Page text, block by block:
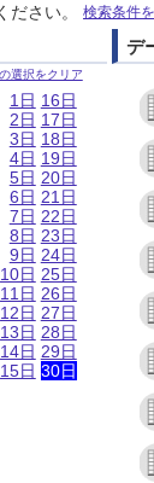
さい。 検索条件
選択をクリア
1日
2日
3日
4日
5日
6日
7日
8日
9日
10日
11日
12日
13日
14日
15日
16日
17日
18日
19日
20日
21日
22日
23日
24日
25日
26日
27日
28日
29日
30日
デ